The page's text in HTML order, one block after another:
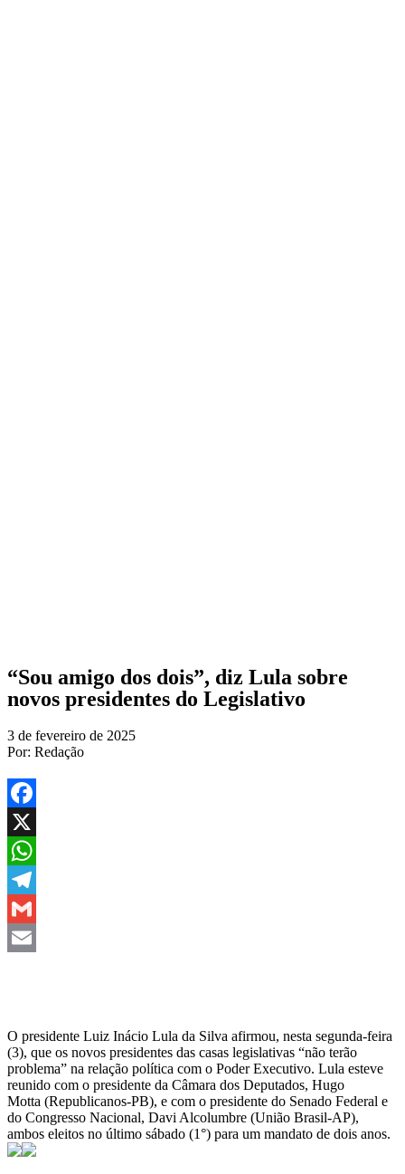
“Sou amigo dos dois”, diz Lula sobre
novos presidentes do Legislativo
3 de fevereiro de 2025
Por: Redação
Facebook
X
WhatsApp
Telegram
Gmail
O presidente Luiz Inácio Lula da Silva afirmou, nesta segunda-feira
(3), que os novos presidentes das casas legislativas “não terão
problema” na relação política com o Poder Executivo. Lula esteve
reunido com o presidente da Câmara dos Deputados, Hugo
Motta (Republicanos-PB), e com o presidente do Senado Federal e
do Congresso Nacional, Davi Alcolumbre (União Brasil-AP),
ambos eleitos no último sábado (1°) para um mandato de dois anos.